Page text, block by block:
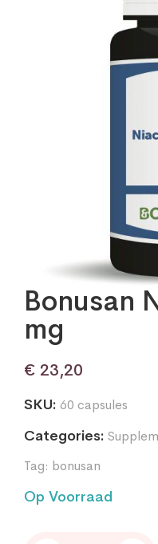
Bonusan
mg
€ 23,20
SKU: 60 capsules
Categories:
Tag: bonusan
Op Voorraad